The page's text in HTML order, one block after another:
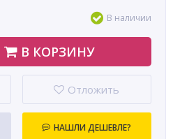
В наличии
В КОРЗИНУ
Отложить
НАШЛИ ДЕШЕВЛЕ?